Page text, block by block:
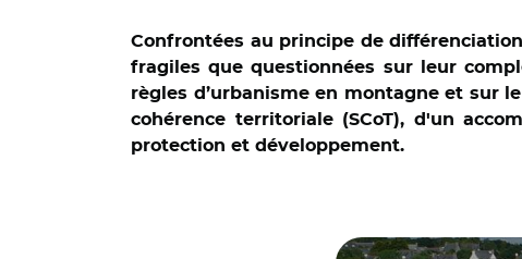
Confrontées au principe de
fragiles que questionnées sur leur
règles d’urbanisme en montagne et sur
cohérence territoriale (SCoT), d'un
protection et développement.